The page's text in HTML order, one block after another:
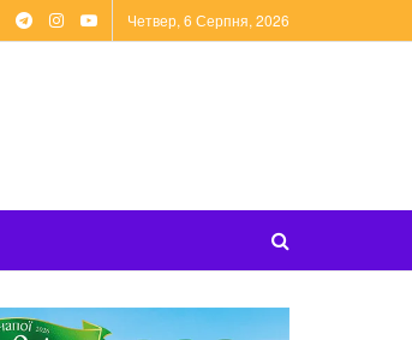
Четвер, 6 Серпня, 2026